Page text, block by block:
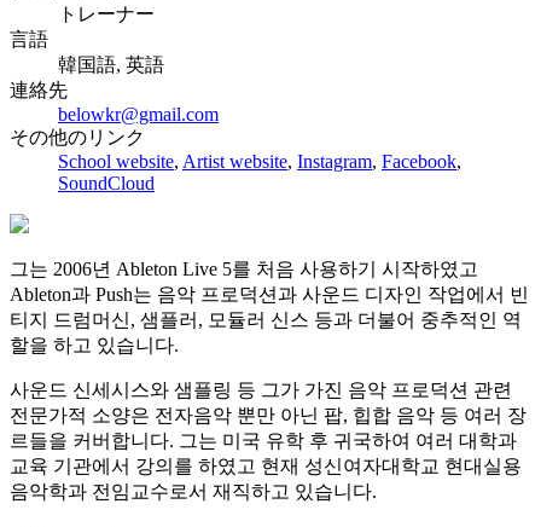
トレーナー
言語
韓国語, 英語
連絡先
belowkr@gmail.com
その他のリンク
School website, Artist website, Instagram, Facebook,
SoundCloud
그는 2006년 Ableton Live 5를 처음 사용하기 시작하였고
Ableton과 Push는 음악 프로덕션과 사운드 디자인 작업에서 빈
티지 드럼머신, 샘플러, 모듈러 신스 등과 더불어 중추적인 역
할을 하고 있습니다.
사운드 신세시스와 샘플링 등 그가 가진 음악 프로덕션 관련
전문가적 소양은 전자음악 뿐만 아닌 팝, 힙합 음악 등 여러 장
르들을 커버합니다. 그는 미국 유학 후 귀국하여 여러 대학과
교육 기관에서 강의를 하였고 현재 성신여자대학교 현대실용
음악학과 전임교수로서 재직하고 있습니다.